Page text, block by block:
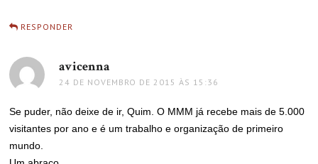
RESPONDER
avicenna
24 DE NOVEMBRO DE 2015 ÀS 15:36
Se puder, não deixe de ir, Quim. O MMM já recebe mais de 5.000
visitantes por ano e é um trabalho e organização de primeiro
mundo.